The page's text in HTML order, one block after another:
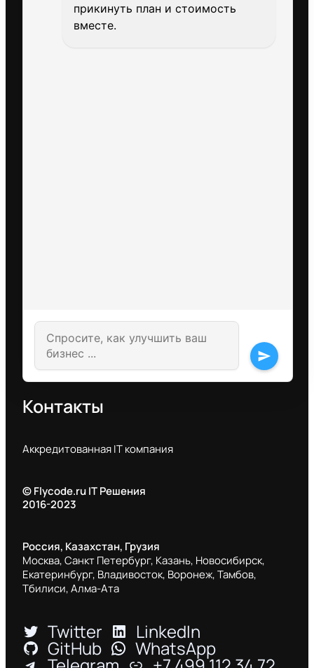
прикинуть план и стоимость
вместе.
send
Контакты
Аккредитованная IT компания
© Flycode.ru IT Решения
2016-2023
Россия, Казахстан, Грузия
Москва, Санкт Петербург, Казань, Новосибирск,
Екатеринбург, Владивосток, Воронеж, Тамбов,
Тбилиси, Алма-Ата
Twitter LinkedIn
GitHub WhatsApp